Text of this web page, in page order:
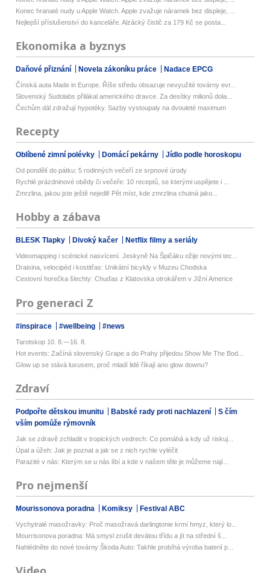
Konec hranaté nudy u Apple Watch. Apple zvažuje náramek bez displeje, ...
Nejlepší příslušenství do kanceláře. Alzácký čistič za 179 Kč se posta...
Ekonomika a byznys
Daňové přiznání Novela zákoníku práce Nadace EPCG
Čínská auta Made in Europe. Říše středu obsazuje nevyužité továrny evr...
Slovenský Sudolabs přilákal amerického dravce. Za desítky milionů dola...
Čechům dál zdražují hypotéky. Sazby vystoupaly na dvouleté maximum
Recepty
Oblíbené zimní polévky Domácí pekárny Jídlo podle horoskopu
Od pondělí do pátku: 5 rodinných večeří ze srpnové úrody
Rychlé prázdninové obědy či večeře: 10 receptů, se kterými uspějete i ...
Zmrzlina, jakou jste ještě nejedli! Pět míst, kde zmrzlina chutná jako...
Hobby a zábava
BLESK Tlapky Divoký kačer Netflix filmy a seriály
Videomapping i scénické nasvícení. Jeskyně Na Špičáku ožije novými tec...
Draisina, velocipéd i kostitřas: Unikátní bicykly v Muzeu Chodska
Cestovní horečka šlechty: Chuďas z Klatovska otrokářem v Jižní Americe
Pro generaci Z
#inspirace #wellbeing #news
Tarotskop 10. 8.—16. 8.
Hot events: Začíná slovenský Grape a do Prahy přijedou Show Me The Bod...
Glow up se stává luxusem, proč mladí lidé říkají ano glow downu?
Zdraví
Podpořte dětskou imunitu Babské rady proti nachlazení
S čím
vším pomůže rýmovník
Jak se zdravě zchladit v tropických vedrech: Co pomáhá a kdy už riskuj...
Úpal a úžeh: Jak je poznat a jak se z nich rychle vyléčit
Parazité v nás: Kterým se u nás líbí a kde v našem těle je můžeme nají...
Pro nejmenší
Mourissonova poradna Komiksy Festival ABC
Vychytralé masožravky: Proč masožravá darlingtonie krmí hmyz, který lo...
Mourrisonova poradna: Má smysl zrušit devátou třídu a jít na střední š...
Nahlédněte do nové továrny Škoda Auto: Takhle probíhá výroba baterií p...